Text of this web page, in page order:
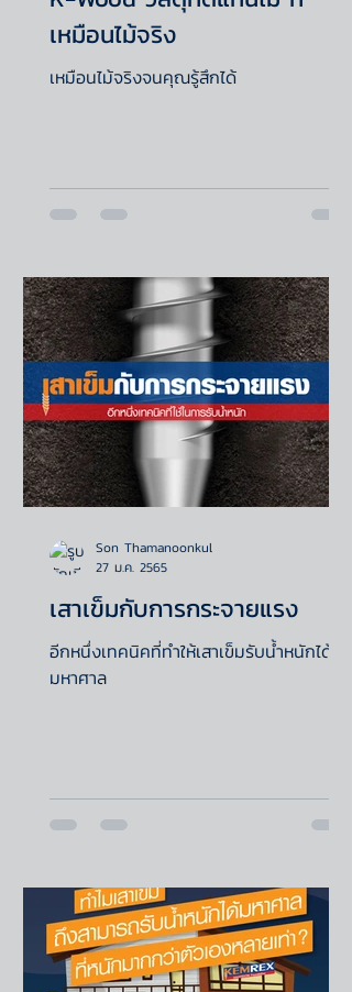
เหมือนไม้จริง
เหมือนไม้จริงจนคุณรู้สึกได้
เสาเข็มกับการกระจายแรง
อีกหนึ่งเทคนิคที่ทำให้เสาเข็มรับน้ำหนักได้
มหาศาล
Son Thamanoonkul
27 ม.ค. 2565